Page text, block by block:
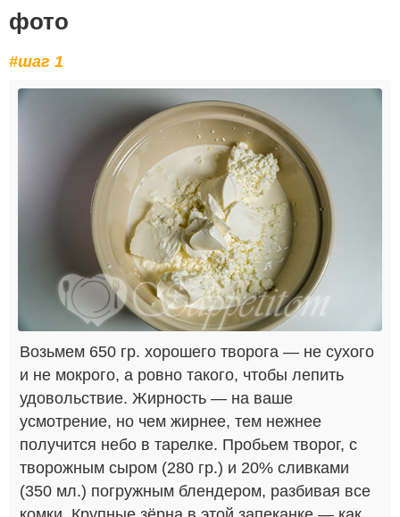
фото
#шаг 1
Возьмем 650 гр. хорошего творога — не сухого
и не мокрого, а ровно такого, чтобы лепить
удовольствие. Жирность — на ваше
усмотрение, но чем жирнее, тем нежнее
получится небо в тарелке. Пробьем творог, с
творожным сыром (280 гр.) и 20% сливками
(350 мл.) погружным блендером, разбивая все